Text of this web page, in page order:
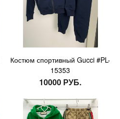
Костюм спортивный Gucci #PL-
15353
10000 РУБ.